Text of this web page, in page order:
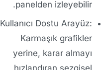
panelden izleyebilir.
Kullanıcı Dostu Arayüz:
Karmaşık grafikler
yerine, karar almayı